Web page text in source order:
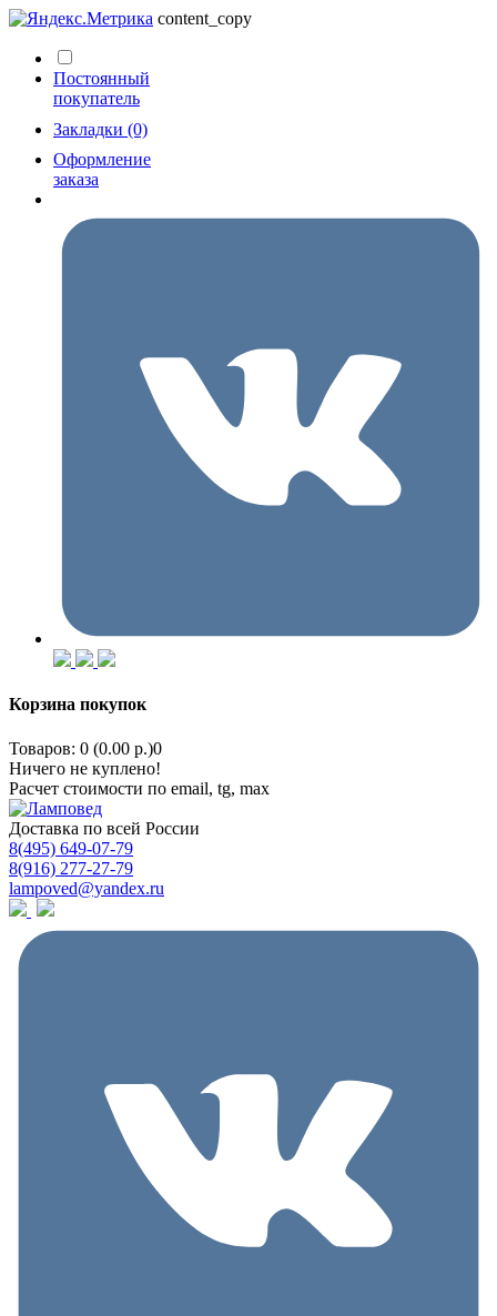
content_copy
Постоянный
покупатель
Закладки (0)
Оформление
заказа
Корзина покупок
Товаров: 0 (0.00 р.)0
Ничего не куплено!
Расчет стоимости по email, tg, max
Доставка по всей России
8(495) 649-07-79
8(916) 277-27-79
lampoved@yandex.ru